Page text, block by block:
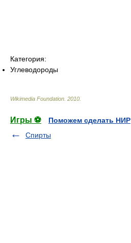
Категория:
Углеводороды
Wikimedia Foundation 2010
Игры ⚽
Поможем сделать НИР
Спирты